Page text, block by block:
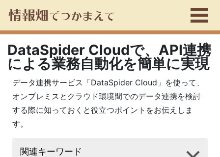
DataSpider Cloudで、API連携
による業務自動化を簡単に実現
データ連携サービス「DataSpider Cloud」を使って、
オンプレミスとクラウド環境間でのデータ連携を検討
する際に知っておくと役立つポイントをお伝えしま
す。
関連キーワード